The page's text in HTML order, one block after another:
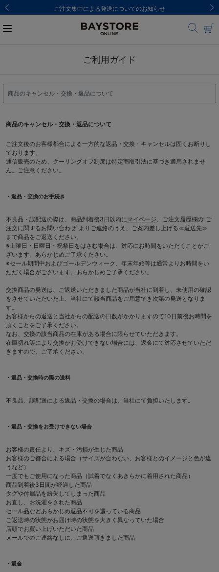
ご注文集中による発送についてのお知らせ
ご利用ガイド
商品のキャンセル・交換・返品について
ご注文後のお客様都合による一方的な返品・交換・キャンセルは固くお断りし
ております。
通信販売のため、クーリングオフ制度は特定商取引法に基づき適用されませ
ん。ご注意ください。
・返品・交換のお手続き
不良品・誤配送の際は、商品到着後3日以内にマイページ、ご注文履歴欄の”ご
注文に関するお問い合わせ”よりご連絡のうえ、ご案内差し上げる≪返送先≫
まで商品をご返送ください。
※土曜日・日曜日・祝祭日をはさむ場合は、対応にお時間をいただくことがご
ざいます。あらかじめご了承ください。
※セール期間中およびゴールデンウィーク、年末年始等は通常よりお時間をい
ただく場合がございます。あらかじめご了承ください。
交換商品の発送は、ご返送いただきました商品が当社に到着し、未使用の確認
をさせていただいた上、当社にて該当商品をご用意でき次第の発送となりま
す。
お客様からの返送と当社からの配送の日数がかかりますので10日前後お時間を
頂くことをご了承ください。
なお、交換の該当商品の在庫がある場合に限らせていただきます。
在庫切れ等により交換がお受けできない場合には、返金にて対応させていただ
きますので、ご了承ください。
・返品・交換時の際の送料
不良品、誤配送による返品・交換の場合は、当社にて負担いたします。
・返品・交換をお受けできない場合
お客様の責任より、キズ・汚損が生じた商品
お客様のご都合による場合（サイズが合わない、お客様とのイメージと色が違
うなど）
一度でもご使用になった商品（試着でなくあきらかに着用された商品）
商品到着後3日間が経過した商品
タグや付属品を紛失してしまった商品
お直し、お洗濯をされた商品
セール品などあらかじめ返品不可を謳っている商品
ご返送時の状態がお届け時の状態を大きく異なっていた場合
店頭でお買い上げいただいた商品
メールでのご連絡なしに、ご返送頂きました商品
・返金